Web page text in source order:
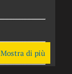
Mostra di più